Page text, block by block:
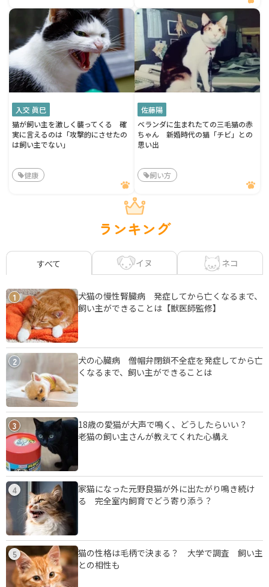
入交 眞巳
猫が飼い主を激しく襲ってくる 確
実に言えるのは「攻撃的にさせたの
は飼い主でない」
健康
佐藤陽
ベランダに生まれたての三毛猫の赤
ちゃん 新婚時代の猫「チビ」との
思い出
飼い方
ランキング
すべて イヌ ネコ
1
犬猫の慢性腎臓病 発症してから亡くなるまで、
飼い主ができることは【獣医師監修】
2
犬の心臓病 僧帽弁閉鎖不全症を発症してから亡
くなるまで、飼い主ができることは
3
18歳の愛猫が大声で鳴く、どうしたらいい？
老猫の飼い主さんが教えてくれた心構え
4
家猫になった元野良猫が外に出たがり鳴き続け
る 完全室内飼育でどう寄り添う？
5
猫の性格は毛柄で決まる？ 大学で調査 飼い主
との相性も